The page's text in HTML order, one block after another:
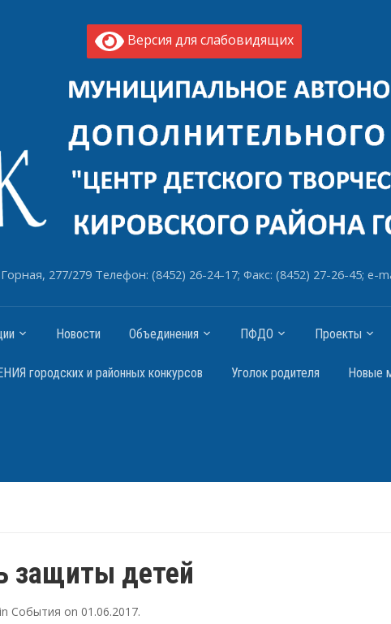
Версия для слабовидящих
277/279 Телефон: (8452) 26-24-17; Факс: (8452) 27-26-45; e-
Новости Объединения ПФДО Проекты
городских и районных конкурсов Уголок родителя Новые
защиты детей
in События on 01.06.2017.